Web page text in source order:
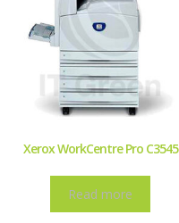
Xerox WorkCentre Pro C3545
Read more